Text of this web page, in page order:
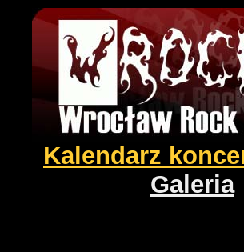
Kalendarz
Galeria